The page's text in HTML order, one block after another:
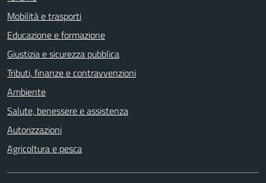
Mobilità e trasporti
Educazione e formazione
Giustizia e sicurezza pubblica
Tributi, finanze e contravvenzioni
Ambiente
Salute, benessere e assistenza
Autorizzazioni
Agricoltura e pesca